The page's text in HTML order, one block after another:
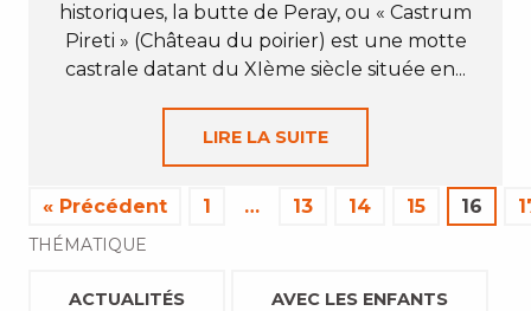
historiques, la butte de Peray, ou « Castrum
Pireti » (Château du poirier) est une motte
castrale datant du XIème siècle située en...
LIRE LA SUITE
« Précédent 1 … 13 14 15 16
THÉMATIQUE
ACTUALITÉS AVEC LES ENFANTS